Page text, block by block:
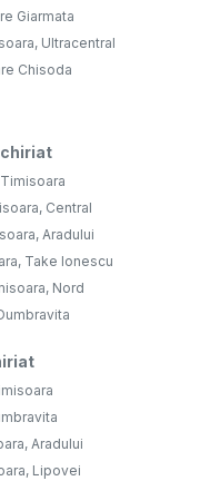
Giarmata
Ultracentral
Chisoda
Central
Aradului
Take Ionescu
Nord
Aradului
Lipovei